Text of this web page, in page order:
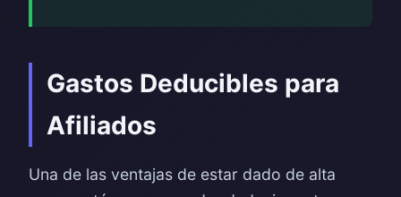
Gastos Deducibles para
Afiliados
Una de las ventajas de estar dado de alta